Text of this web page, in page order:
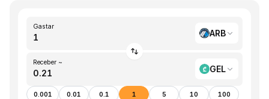
Gastar
ARB
Receber ~
GEL
0.001 0.01 0.1 1 5 10 100